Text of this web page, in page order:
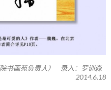
书画苑负责人） 录入：罗训森
2014.6.18